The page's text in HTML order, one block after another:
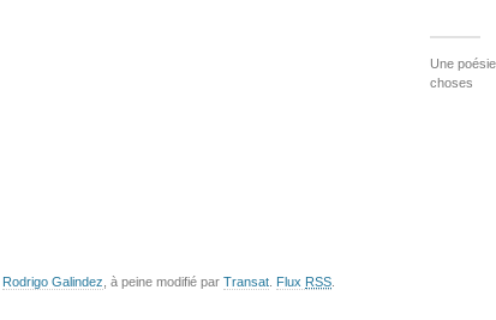
Une
choses
Rodrigo Galindez , à peine modifié par Transat Flux RSS